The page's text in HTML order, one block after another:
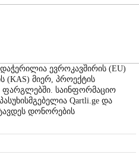
ევროკავშირის (EU)
(KAS) მიერ, პროექტის
ფარგლებში. საინფორმაციო
Qartli.ge და
დონორების